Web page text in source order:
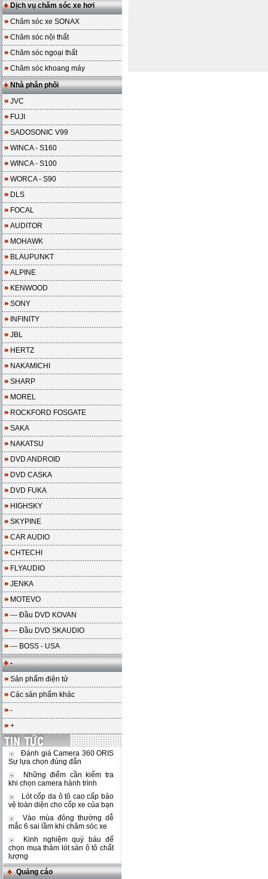
Dịch vụ chăm sóc xe hơi
Chăm sóc xe SONAX
Chăm sóc nội thất
Chăm sóc ngoại thất
Chăm sóc khoang máy
Nhà phân phối
JVC
FUJI
SADOSONIC V99
WINCA - S160
WINCA - S100
WORCA - S90
DLS
FOCAL
AUDITOR
MOHAWK
BLAUPUNKT
ALPINE
KENWOOD
SONY
INFINITY
JBL
HERTZ
NAKAMICHI
SHARP
MOREL
ROCKFORD FOSGATE
SAKA
NAKATSU
DVD ANDROID
DVD CASKA
DVD FUKA
HIGHSKY
SKYPINE
CAR AUDIO
CHTECHI
FLYAUDIO
JENKA
MOTEVO
--- Đầu DVD KOVAN
--- Đầu DVD SKAUDIO
--- BOSS - USA
-
Sản phẩm điện tử
Các sản phẩm khác
-
+
Đánh giá Camera 360 ORIS
Sự lựa chọn đúng đắn
Những điểm cần kiểm tra
khi chọn camera hành trình
Lót cốp da ô tô cao cấp bảo
vệ toàn diện cho cốp xe của bạn
Vào mùa đông thường dễ
mắc 6 sai lầm khi chăm sóc xe
Kinh nghiệm quý báu để
chọn mua thảm lót sàn ô tô chất
lượng
Quảng cáo